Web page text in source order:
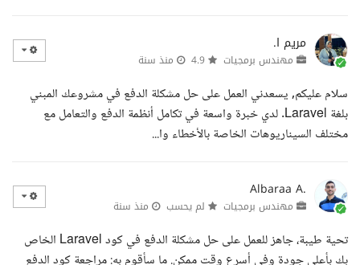
مريم ا.
مهندس برمجيات منذ سنة
سلام عليكم, يسعدني العمل على حل مشكلة الدفع في مشروعك المبني
بلغة Laravel. لدي خبرة واسعة في تكامل أنظمة الدفع والتعامل مع
مختلف السيناريوهات الخاصة بالأخطاء وا...
Albaraa A.
مهندس برمجيات لم يحسب منذ سنة
تحية طيبة، جاهز للعمل على حل مشكلة الدفع في كود Laravel الخاص
بك بأعلى جودة وفي أسرع وقت ممكن. ما سأقوم به: مراجعة كود الدفع